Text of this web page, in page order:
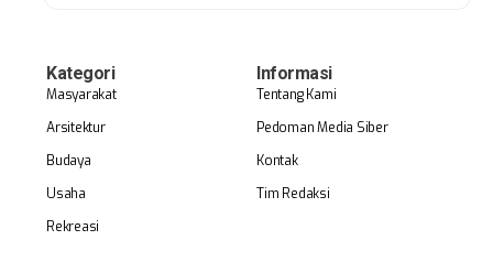
Kategori
Masyarakat
Arsitektur
Budaya
Usaha
Rekreasi
Informasi
Tentang Kami
Pedoman Media Siber
Kontak
Tim Redaksi